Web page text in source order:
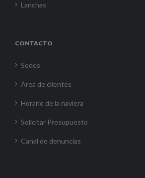
Lanchas
CONTACTO
Sedes
Área de clientes
Horario de la naviera
Solicitar Presupuesto
Canal de denuncias